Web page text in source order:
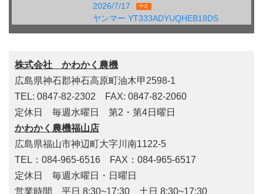
2026/7/17
中古
ヤンマー YT333ADYUQHEB18DS
株式会社 かわかく農機
広島県神石郡神石高原町油木甲2598-1
TEL: 0847-82-2302 FAX: 0847-82-2060
定休日 毎週水曜日 第2・第4日曜日
かわかく農機福山店
広島県福山市神辺町大字川南1122-5
TEL：084-965-6516 FAX：084-965-6517
定休日 毎週水曜日・日曜日
営業時間 平日 8:30~17:30 土日 8:30~17:30